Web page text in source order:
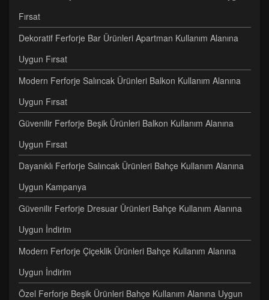
Fırsat
Dekoratif Ferforje Bar Ürünleri Apartman Kullanım Alanına
Uygun Fırsat
Modern Ferforje Salıncak Ürünleri Balkon Kullanım Alanına
Uygun Fırsat
Güvenilir Ferforje Beşik Ürünleri Balkon Kullanım Alanına
Uygun Fırsat
Dayanıklı Ferforje Salıncak Ürünleri Bahçe Kullanım Alanına
Uygun Kampanya
Güvenilir Ferforje Dresuar Ürünleri Bahçe Kullanım Alanına
Uygun İndirim
Modern Ferforje Çiçeklik Ürünleri Bahçe Kullanım Alanına
Uygun İndirim
Özel Ferforje Beşik Ürünleri Bahçe Kullanım Alanına Uygun